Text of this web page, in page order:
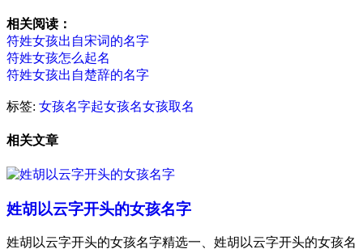
相关阅读：
符姓女孩出自宋词的名字
符姓女孩怎么起名
符姓女孩出自楚辞的名字
标签: 女孩名字起女孩名女孩取名
相关文章
姓胡以云字开头的女孩名字
姓胡以云字开头的女孩名字精选一、姓胡以云字开头的女孩名